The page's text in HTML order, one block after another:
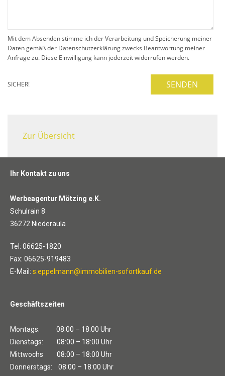
Mit dem Absenden stimme ich der Verarbeitung und Speicherung meiner
Daten gemäß der Datenschutzerklärung zwecks Beantwortung meiner
Anfrage zu. Diese Einwilligung kann jederzeit widerrufen werden.
SICHER! SENDEN
Zur Übersicht
Ihr Kontakt zu uns
Werbeagentur Mötzing e.K.
Schulrain 8
36272 Niederaula
Tel: 06625-1820
Fax: 06625-919483
E-Mail: s.eppelmann@immobilien-sofortkauf.de
Geschäftszeiten
Montags: 08:00 – 18:00 Uhr
Dienstags: 08:00 – 18:00 Uhr
Mittwochs 08:00 – 18:00 Uhr
Donnerstags: 08:00 – 18:00 Uhr